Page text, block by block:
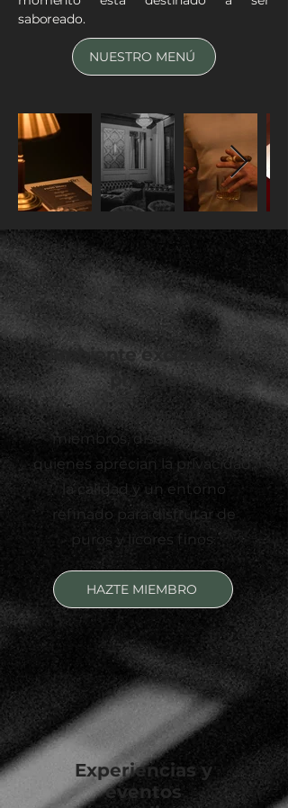
saboreado.
NUESTRO MENÚ
Ambiente exclusivo y
privado
Un salón exclusivo para
miembros, diseñado para
quienes aprecian la privacidad,
la calidad y un entorno
refinado para disfrutar de
puros y licores finos.
HAZTE MIEMBRO
Experiencias y
eventos